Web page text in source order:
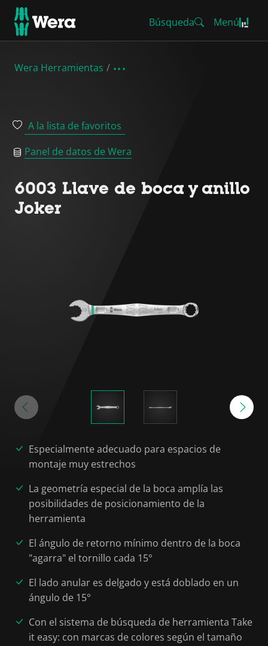
Búsqueda Menú
Wera Herramientas
A la lista de favoritos
Panel de datos de Wera
6003 Llave de boca y anillo
Joker
Especialmente adecuado para espacios de
montaje muy estrechos
La geometría especial de la boca amplía las
posibilidades de posicionamiento de la
herramienta
El ángulo de retorno mínimo dentro de la boca
"agarra" el tornillo cada 15°
El lado anular es delgado y está doblado en un
ángulo de 15°
Con el sistema de búsqueda de herramienta Take
it easy: con marcas de colores según el tamaño